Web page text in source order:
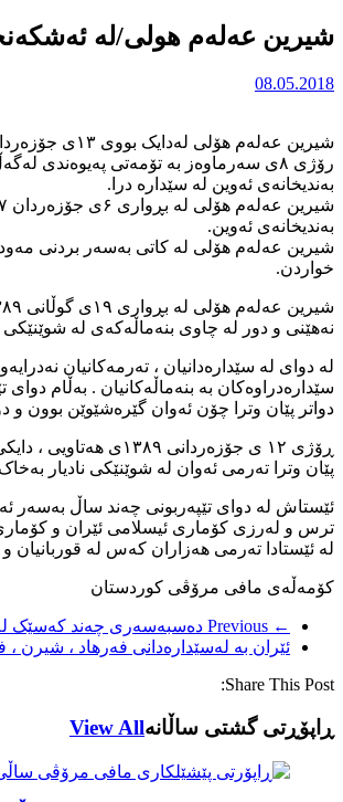
شیرین عەلەم هولی/لە
08.05.2018
بەندیخانەی ئەوین لە سێدارە درا.
بەندیخانەی ئەوین.
شیرین عەلەم هۆلی لە کاتی بەسەر بردنی
خواردن.
نەهێنی و دور لە چاوی بنەماڵەکەی لە شوێنێکی
لە دوای لە سێدارەدانیان ، تەرمەکانیان
سێدارەدراوەکان بە بنەماڵەکانیان . بەڵام
دواتر پێان وترا چۆن ئەوان گێرەشێوێن بوون و
ڕۆژی ۱۲ ی
پێان وترا تەرمی ئەوان لە شوێنێکی نادیار
ئێستاش لە دوای تێپەربونی چەند ساڵ بەسەر
ترس و لەرزی کۆماری ئیسلامی ئێران و کۆماری
لە ئێستادا تەرمی هەزاران کەس لە قوربانیان
کۆمەڵەی مافی مرۆڤی کوردستان
← Previous
دەسبەسەری چەند کەسێک
ئێران بە لەسێدارەدانی فەرهاد ، شیرن
Share This Post:
ڕاپۆڕتی گشتی ساڵانهView All